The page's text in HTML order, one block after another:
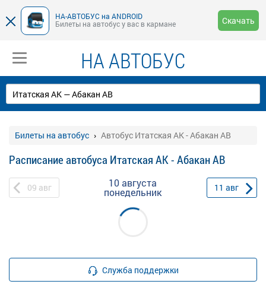
НА-АВТОБУС на ANDROID
Билеты на автобус у вас в кармане
Скачать
НА АВТОБУС
Билеты на автобус Автобус Итатская АК - Абакан АВ
Расписание автобуса Итатская АК - Абакан АВ
09 авг 10 августа
понедельник 11 авг
Служба поддержки